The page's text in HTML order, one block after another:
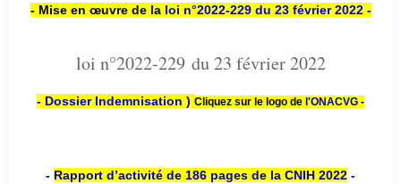
- Mise en œuvre de la loi n°2022-229 du 23 février 2022 -
loi n°2022-229 du 23 février 2022
- Dossier Indemnisation ) Cliquez sur le logo de l'ONACVG -
- Rapport d’activité de 186 pages de la CNIH 2022 -